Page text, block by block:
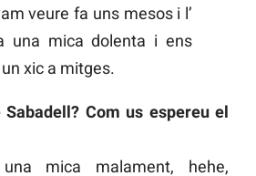
veure fa uns mesos i l’
una mica dolenta i ens
xic a mitges.
Sabadell? Com us espereu el
mica malament, hehe,